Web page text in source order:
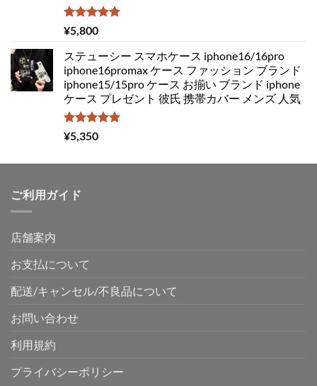
で
5段階中
5.00
¥5,800
ステューシー スマホケース iphone16/16pro
iphone16promax ケース ファッション ブランド
iphone15/15pro ケース お揃い ブランド iphone
ケース プレゼント 彼氏 携帯カバー メンズ 人気
5段階中
5.00
¥5,350
ご利用ガイド
店舗案内
お支払について
配送/キャンセル/不良品について
お問い合わせ
利用規約
プライバシーポリシー